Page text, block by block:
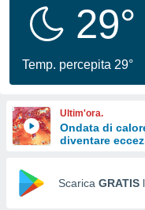
per
le
di
Web
29°
Temp. percepita 29°
Ultim'ora.
Ondata di
diventare
Scarica GRATIS